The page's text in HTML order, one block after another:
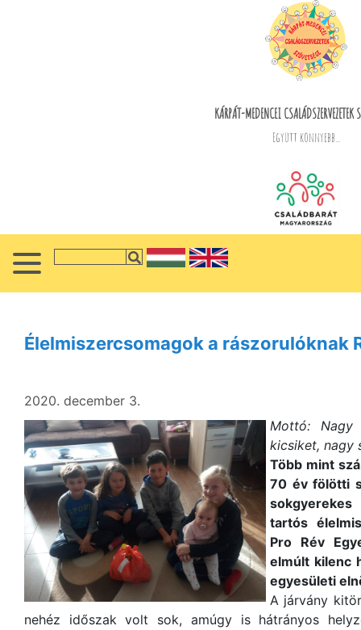
KÁRPÁT-MEDENCEI CSALÁDSZERVEZETEK
Együtt könnyebb...
Élelmiszercsomagok a rászorulóknak
2020. december 3.
Mottó: Nagy
kicsiket, nagy
Több mint
70 év fölötti
tartós
Pro Rév
elmúlt kilenc
egyesületi
A járvány
nehéz időszak volt sok, amúgy is hátrányos